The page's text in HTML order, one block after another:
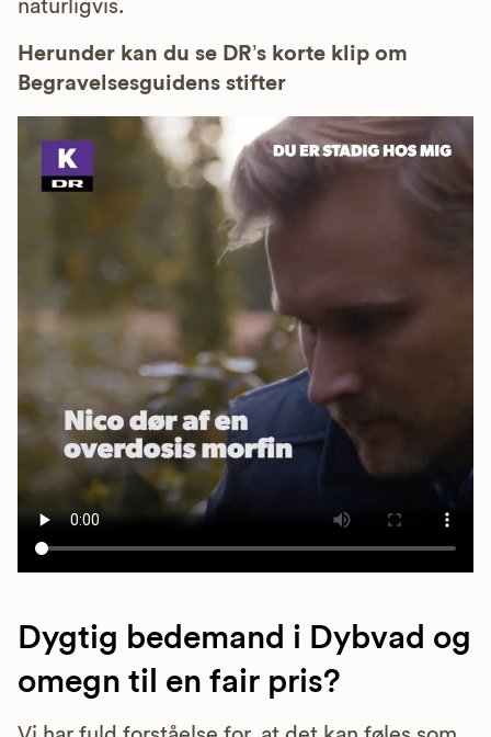
naturligvis.
Herunder kan du se DR’s korte klip om
Begravelsesguidens stifter
Dygtig bedemand i Dybvad og
omegn til en fair pris?